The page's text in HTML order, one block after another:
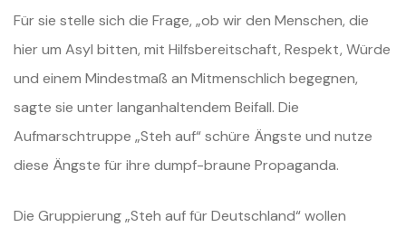
Für sie stelle sich die Frage, „ob wir den Menschen, die
hier um Asyl bitten, mit Hilfsbereitschaft, Respekt, Würde
und einem Mindestmaß an Mitmenschlich begegnen,
sagte sie unter langanhaltendem Beifall. Die
Aufmarschtruppe „Steh auf“ schüre Ängste und nutze
diese Ängste für ihre dumpf-braune Propaganda.
Die Gruppierung „Steh auf für Deutschland“ wollen